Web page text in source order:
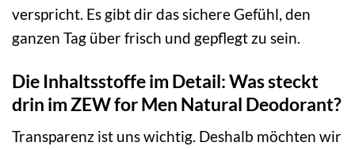
verspricht. Es gibt dir das sichere Gefühl, den
ganzen Tag über frisch und gepflegt zu sein.
Die Inhaltsstoffe im Detail: Was steckt
drin im ZEW for Men Natural Deodorant?
Transparenz ist uns wichtig. Deshalb möchten wir